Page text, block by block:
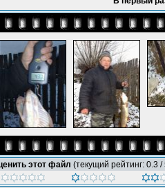
этот файл (текущий рейтинг: 0.3 /